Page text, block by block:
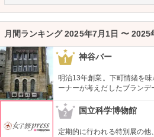
月間ランキング 2025年7月1日 〜
1 神谷バー
明治13年創業。下町情緒を
ーナーが考えだしたブラン
ン』は登場以来お店の看板
がいい。浅草を観光した際に
2 国立科学博物館
定期的に行われる特別展の